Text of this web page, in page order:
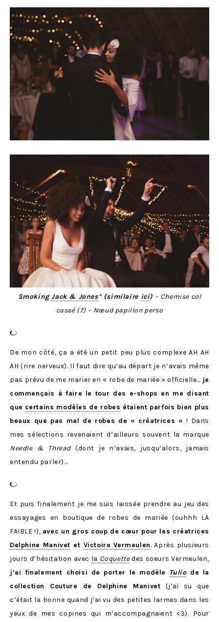
SmokingJack & Jones* (similaire ici) – Chemise col
cassé (?) – Nœud papillon perso
De mon côté, ça a été un petit peu plus complexe AH AH
AH (rire nerveux). Il faut dire qu’au départ je n’avais même
pas prévu de me marier en « robe de mariée » officielle… je
commençais à faire le tour des e-shops en me disant
que certains modèles de robes étaient parfois bien plus
beaux que pas mal de robes de « créatrices »! Dans
mes sélections revenaient d’ailleurs souvent la marque
Needle & Thread (dont je n’avais, jusqu’alors, jamais
entendu parler)…
Et puis finalement je me suis laissée prendre au jeu des
essayages en boutique de robes de mariée (ouhhh LA
FAIBLE !), avec un gros coup de cœur pour les créatrices
Delphine Manivet et Victoire Vermeulen. Après plusieurs
jours d’hésitation avec la Coquettedes soeurs Vermeulen,
j’ai finalement choisi de porter le modèle Tuliode la
collection Couture de Delphine Manivet (j’ai su que
c’était la bonne quand j’ai vu des petites larmes dans les
yeux de mes copines qui m’accompagnaient <3). Pour